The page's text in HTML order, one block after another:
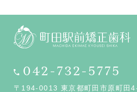
042-732-5775
〒194-0013 東京都町田市原町田